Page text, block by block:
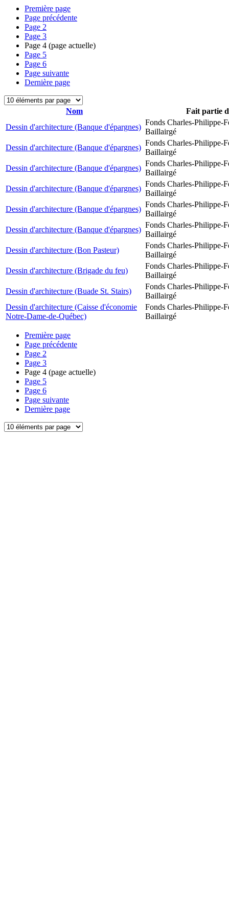
Première page
Page précédente
Page 2
Page 3
Page 4 (page actuelle)
Page 5
Page 6
Page suivante
Dernière page
Nom
Fait partie
Dessin d'architecture (Banque d'épargnes)
Fonds Charles-Philippe-
Baillairgé
Dessin d'architecture (Banque d'épargnes)
Fonds Charles-Philippe-
Baillairgé
Dessin d'architecture (Banque d'épargnes)
Fonds Charles-Philippe-
Baillairgé
Dessin d'architecture (Banque d'épargnes)
Fonds Charles-Philippe-
Baillairgé
Dessin d'architecture (Banque d'épargnes)
Fonds Charles-Philippe-
Baillairgé
Dessin d'architecture (Banque d'épargnes)
Fonds Charles-Philippe-
Baillairgé
Dessin d'architecture (Bon Pasteur)
Fonds Charles-Philippe-
Baillairgé
Dessin d'architecture (Brigade du feu)
Fonds Charles-Philippe-
Baillairgé
Dessin d'architecture (Buade St. Stairs)
Fonds Charles-Philippe-
Baillairgé
Dessin d'architecture (Caisse d'économie
Notre-Dame-de-Québec)
Fonds Charles-Philippe-
Baillairgé
Première page
Page précédente
Page 2
Page 3
Page 4 (page actuelle)
Page 5
Page 6
Page suivante
Dernière page